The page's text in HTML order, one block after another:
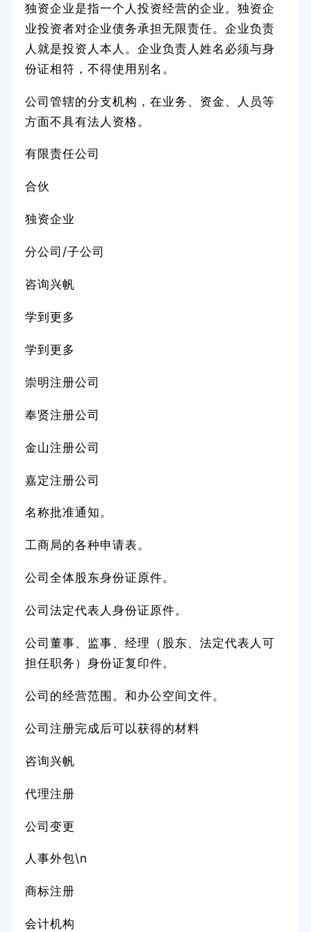
独资企业是指一个人投资经营的企业。独资企
业投资者对企业债务承担无限责任。企业负责
人就是投资人本人。企业负责人姓名必须与身
份证相符，不得使用别名。
公司管辖的分支机构，在业务、资金、人员等
方面不具有法人资格。
有限责任公司
合伙
独资企业
分公司/子公司
咨询兴帆
学到更多
学到更多
崇明注册公司
奉贤注册公司
金山注册公司
嘉定注册公司
名称批准通知。
工商局的各种申请表。
公司全体股东身份证原件。
公司法定代表人身份证原件。
公司董事、监事、经理（股东、法定代表人可
担任职务）身份证复印件。
公司的经营范围。和办公空间文件。
公司注册完成后可以获得的材料
咨询兴帆
代理注册
公司变更
人事外包\n
商标注册
会计机构